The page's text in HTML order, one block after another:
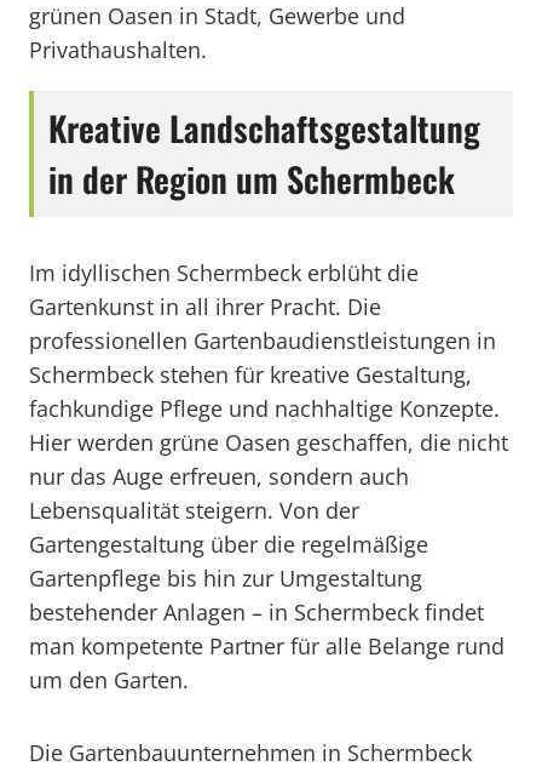
grünen Oasen in Stadt, Gewerbe und
Privathaushalten.
Kreative Landschaftsgestaltung
in der Region um Schermbeck
Im idyllischen Schermbeck erblüht die
Gartenkunst in all ihrer Pracht. Die
professionellen Gartenbaudienstleistungen in
Schermbeck stehen für kreative Gestaltung,
fachkundige Pflege und nachhaltige Konzepte.
Hier werden grüne Oasen geschaffen, die nicht
nur das Auge erfreuen, sondern auch
Lebensqualität steigern. Von der
Gartengestaltung über die regelmäßige
Gartenpflege bis hin zur Umgestaltung
bestehender Anlagen – in Schermbeck findet
man kompetente Partner für alle Belange rund
um den Garten.
Die Gartenbauunternehmen in Schermbeck